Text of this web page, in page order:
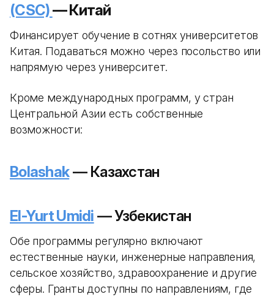
(CSC)— Китай
Финансирует обучение в сотнях университетов
Китая. Подаваться можно через посольство или
напрямую через университет.
Кроме международных программ, у стран
Центральной Азии есть собственные
возможности:
Bolashak— Казахстан
El-Yurt Umidi — Узбекистан
Обе программы регулярно включают
естественные науки, инженерные направления,
сельское хозяйство, здравоохранение и другие
сферы. Гранты доступны по направлениям, где